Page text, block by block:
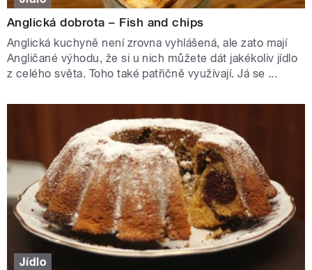
Anglická dobrota – Fish and chips
Anglická kuchyně není zrovna vyhlášená, ale zato mají
Angličané výhodu, že si u nich můžete dát jakékoliv jídlo
z celého světa. Toho také patřičně využívají. Já se ...
Jídlo